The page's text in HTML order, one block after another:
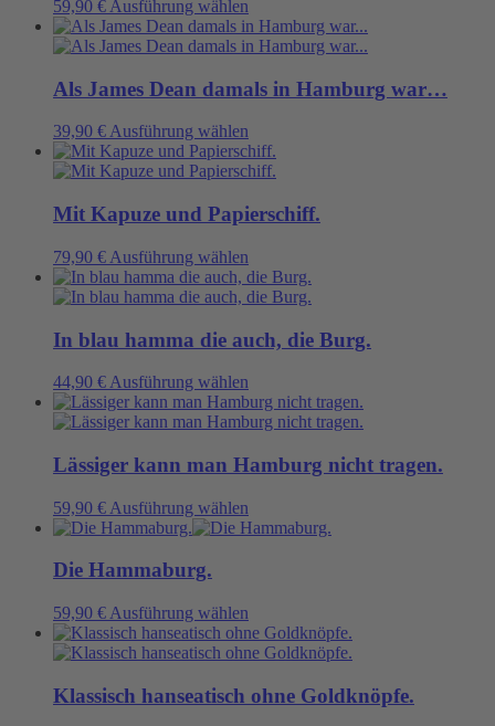
59,90 € Ausführung wählen
Produkt
weist
Varianten
auf.
Optionen
können
auf
der
Produktseite
werden
Als James Dean damals in Hamburg war…
39,90 €Ausführung wählen
Produkt
weist
Varianten
auf.
Optionen
können
auf
der
Produktseite
werden
Mit Kapuze und Papierschiff.
79,90 € Ausführung wählen
Produkt
weist
Varianten
auf.
Optionen
können
auf
der
Produktseite
werden
In blau hamma die auch, die Burg.
44,90 € Ausführung wählen
Produkt
weist
Varianten
auf.
Optionen
können
gewählt
werden
Lässiger kann man Hamburg nicht tragen.
59,90 € Ausführung wählen
Produkt
Die
Optionen
können
auf
der
Die Hammaburg.
59,90 € Ausführung wählen
Produkt
weist
Varianten
auf.
Klassisch hanseatisch ohne Goldknöpfe.